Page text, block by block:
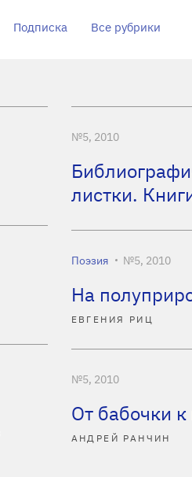
Подписка Все рубрики
№5, 2010
листки.
Поэзия №5, 2010
На
ЕВГЕНИЯ РИЦ
№5, 2010
От бабочки к
АНДРЕЙ РАНЧИН